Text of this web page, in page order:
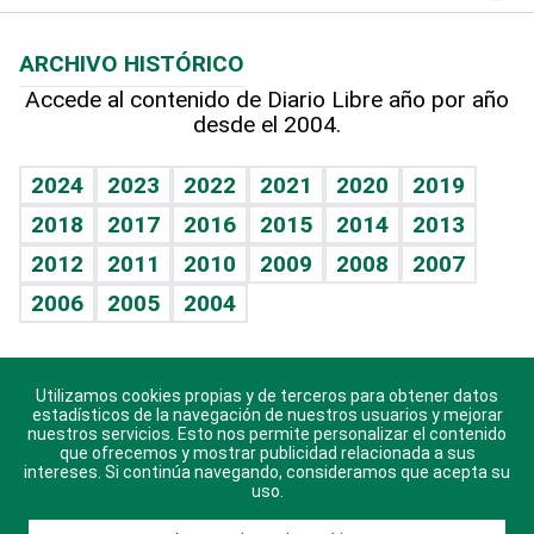
Hablando con el pediatra
Vida y familia
Eñe
Celebrando la vida
Sin complejos
En pocas palabras
Escuchando al corazón
Economía Personal
Línea de hit
TBT Deportivo
Hecho en casa
Guía del dinero
Cumpleaños
Horóscopos
Crucigramas
ARCHIVO HISTÓRICO
Accede al contenido de Diario Libre año por año
desde el 2004.
2024 2023 2022 2021 2020
2019
2018
2017 2016 2015 2014
2013
2012
2011 2010 2009 2008
2007
2006
2005 2004
Descarga nuestras aplicaciones para Android, iOS y
sistema Huawei.
Utilizamos cookies propias y de terceros para obtener datos
estadísticos de la navegación de nuestros usuarios y mejorar
nuestros servicios. Esto nos permite personalizar el contenido
que ofrecemos y mostrar publicidad relacionada a sus
intereses. Si continúa navegando, consideramos que acepta su
uso.